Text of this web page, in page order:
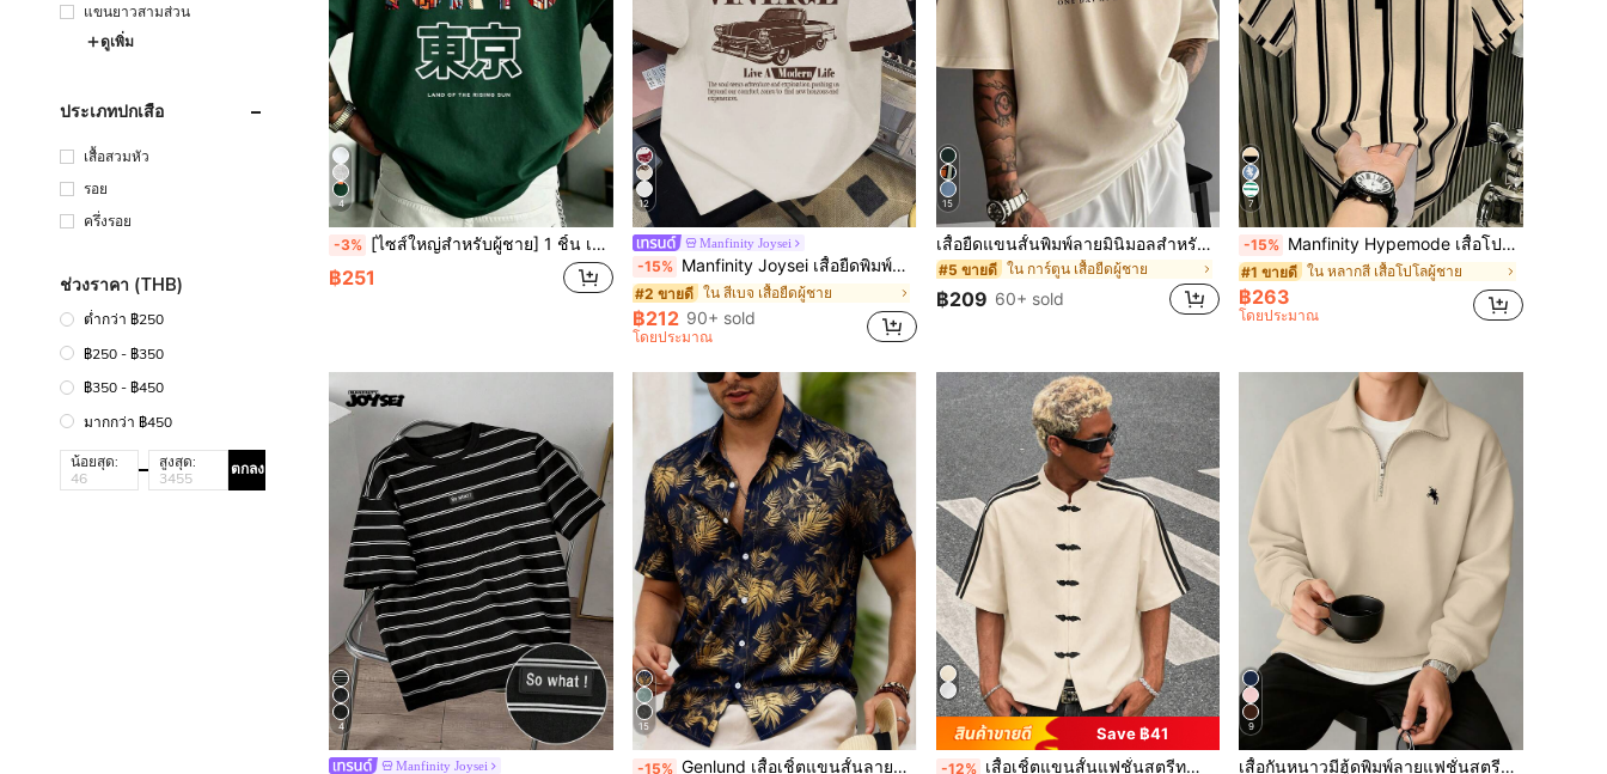
แขนยาวสามส่วน
ดูเพิ่ม
ประเภทปกเสื้อ
เสื้อสวมหัว
รอย
ครึ่งรอย
ช่วงราคา (THB)
ต่ำกว่า ฿250
฿250 - ฿350
฿350 - ฿450
มากกว่า ฿450
น้อยสุด: สูงสุด: ตกลง
4
-3% [ไซส์ใหญ่สำหรับผู้ชาย] 1 ชิ้น เสื้อยืดแขนสั้นพิมพ์ลายสโลแกนภาษาอังกฤษ "TOKYO" องค์ประกอบโตเกียว แฟชั่นอเนกประสงค์ Zrgoth ผ้าโพลีเอสเตอร์บางและระบายอากาศได้ดี ทรงหลวม แนะนำไซส์ใหญ่ในรายละเอียดภาพหลัก โปรดตรวจสอบขนาดอย่างระมัดระวังก่อนสั่งซื้อเพื่อหลีกเลี่ยงปัญหาการสวมใส่!!!
฿251
12
Manfinity Joysei
-15% Manfinity Joysei เสื้อยืดพิมพ์ลายสโลแกนรถยนต์ แต่งข้อมือสีน้ำตาลสำหรับผู้ชาย
#2 ขายดี ใน สีเบจ เสื้อยืดผู้ชาย
฿212 90+ sold
โดยประมาณ
15
เสื้อยืดแขนสั้นพิมพ์ลายมินิมอลสำหรับผู้ชาย | นำแฟชั่น, สตรีทแวร์
#5 ขายดี ใน การ์ตูน เสื้อยืดผู้ชาย
฿209 60+ sold
7
-15% Manfinity Hypemode เสื้อโปโลผู้ชายสีแอปริคอต ลายขวางคลาสสิก ลายขี่ม้า สไตล์ลำลอง สำหรับงานพิธี
#1 ขายดี ใน หลากสี เสื้อโปโลผู้ชาย
฿263
โดยประมาณ
4
Manfinity Joysei
15
-15% Genlund เสื้อเชิ้ตแขนสั้นลายพิมพ์เขตร้อนสำหรับผู้ชาย ฤดูร้อน ชายหาด วันหยุด
Save ฿41
-12% เสื้อเชิ้ตแขนสั้นแฟชั่นสตรีทลำลองสำหรับผู้ชาย กระดุมกบด้านหน้า ทรงหลวมสั้น สีดำอเนกประสงค์ สไตล์ยูนิเซ็กซ์คู่รัก เหมาะสำหรับเดทวันหยุด การออกไปข้างนอกประจำวัน วันหยุดพักผ่อนชายหาด
9
เสื้อกันหนาวมีฮู้ดพิมพ์ลายแฟชั่นสตรีทสไตล์ลำลองสำหรับผู้ชาย, ฤดูใบไม้ร่วง/ฤดูหนาว